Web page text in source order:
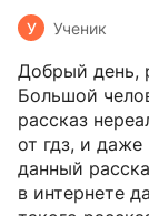
У Ученик
Добрый день,
Большой
рассказ
от гдз, и
данный
в интернете